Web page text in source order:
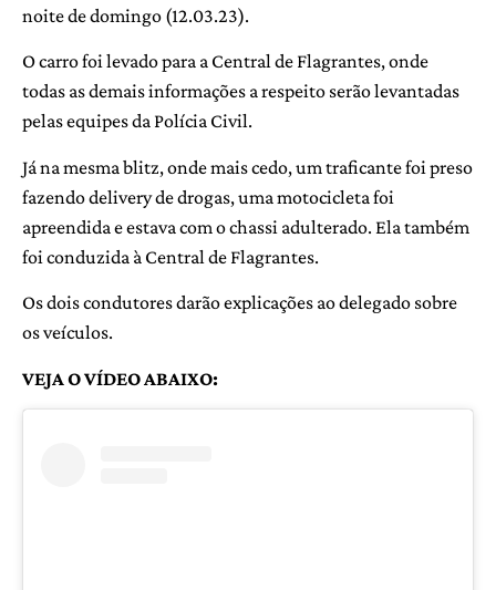
noite de domingo (12.03.23).
O carro foi levado para a Central de Flagrantes, onde
todas as demais informações a respeito serão levantadas
pelas equipes da Polícia Civil.
Já na mesma blitz, onde mais cedo, um traficante foi preso
fazendo delivery de drogas, uma motocicleta foi
apreendida e estava com o chassi adulterado. Ela também
foi conduzida à Central de Flagrantes.
Os dois condutores darão explicações ao delegado sobre
os veículos.
VEJA O VÍDEO ABAIXO: